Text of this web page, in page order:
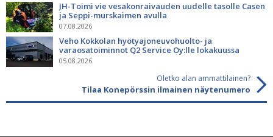
JH-Toimi vie vesakonraivauden uudelle tasolle Casen
ja Seppi-murskaimen avulla
07.08.2026
Veho Kokkolan hyötyajoneuvohuolto- ja
varaosatoiminnot Q2 Service Oy:lle lokakuussa
05.08.2026
Oletko alan ammattilainen?
Tilaa Konepörssin ilmainen näytenumero